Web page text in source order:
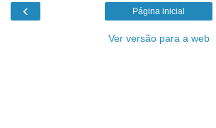
‹ Página inicial
Ver versão para a web